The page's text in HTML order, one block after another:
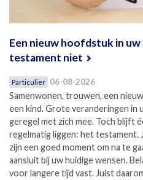
Een nieuw hoofdstuk in
testament niet
Particulier 06-08-2026
Samenwonen, trouwen, een
een kind. Grote veranderingen in
geregel met zich mee. Toch blijft
regelmatig liggen: het
zijn een goed moment om na te
aansluit bij uw huidige wensen.
voor langere tijd vast. Juist